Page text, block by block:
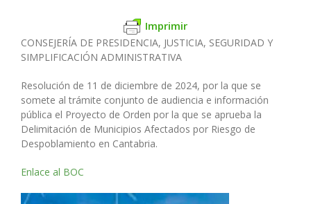
Imprimir
CONSEJERÍA DE PRESIDENCIA, JUSTICIA, SEGURIDAD Y
SIMPLIFICACIÓN ADMINISTRATIVA
Resolución de 11 de diciembre de 2024, por la que se
somete al trámite conjunto de audiencia e información
pública el Proyecto de Orden por la que se aprueba la
Delimitación de Municipios Afectados por Riesgo de
Despoblamiento en Cantabria.
Enlace al BOC